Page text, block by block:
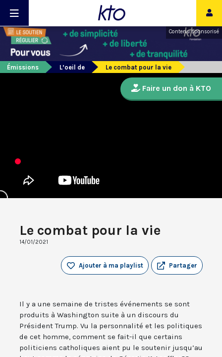
Contenu sponsorisé
Émissions L’oeil de Le combat pour la vie
Le combat pour la vie
14/01/2021
Partager
Ajouter à ma playlist
Il y a une semaine de tristes événements se sont
produits à Washington suite à un discours du
Président Trump. Vu la personnalité et les politiques
de cet homme, comment se fait-il que certains
politiciens catholiques aient pu le soutenir jusqu’au
Faire un don à KTO